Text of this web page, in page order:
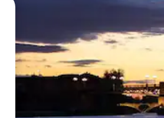
usando las teclas de las flechas hacia